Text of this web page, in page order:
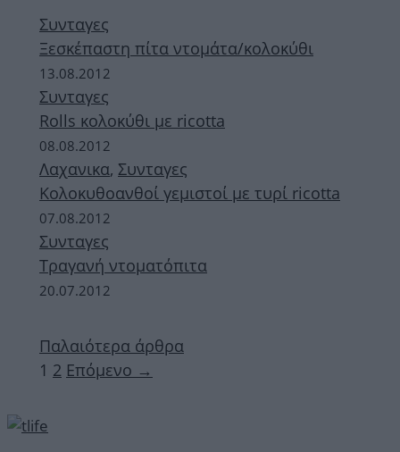
Συνταγες
Ξεσκέπαστη πίτα ντομάτα/κολοκύθι
13.08.2012
Συνταγες
Rolls κολοκύθι με ricotta
08.08.2012
Λαχανικα, Συνταγες
Κολοκυθοανθοί γεμιστοί με τυρί ricotta
07.08.2012
Συνταγες
Τραγανή ντοματόπιτα
20.07.2012
Παλαιότερα άρθρα
Σελίδα
1 Σελίδα
2 Επόμενο →